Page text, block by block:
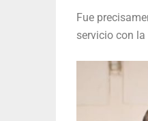
Fue
servicio con